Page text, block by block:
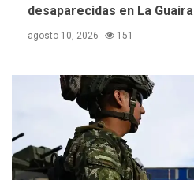
desaparecidas en La Guaira
agosto 10, 2026 151